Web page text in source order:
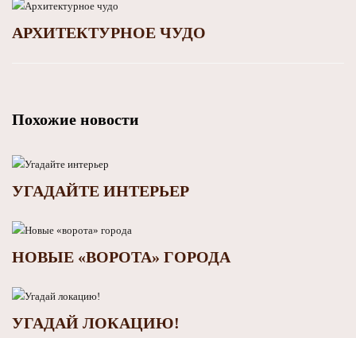
АРХИТЕКТУРНОЕ ЧУДО
Похожие новости
УГАДАЙТЕ ИНТЕРЬЕР
НОВЫЕ «ВОРОТА» ГОРОДА
УГАДАЙ ЛОКАЦИЮ!